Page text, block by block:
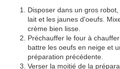
Disposer dans un gros
lait et les jaunes d'oeufs.
crème bien lisse.
Préchauffer le four à
battre les oeufs en neige et
préparation précédente.
Verser la moitié de la